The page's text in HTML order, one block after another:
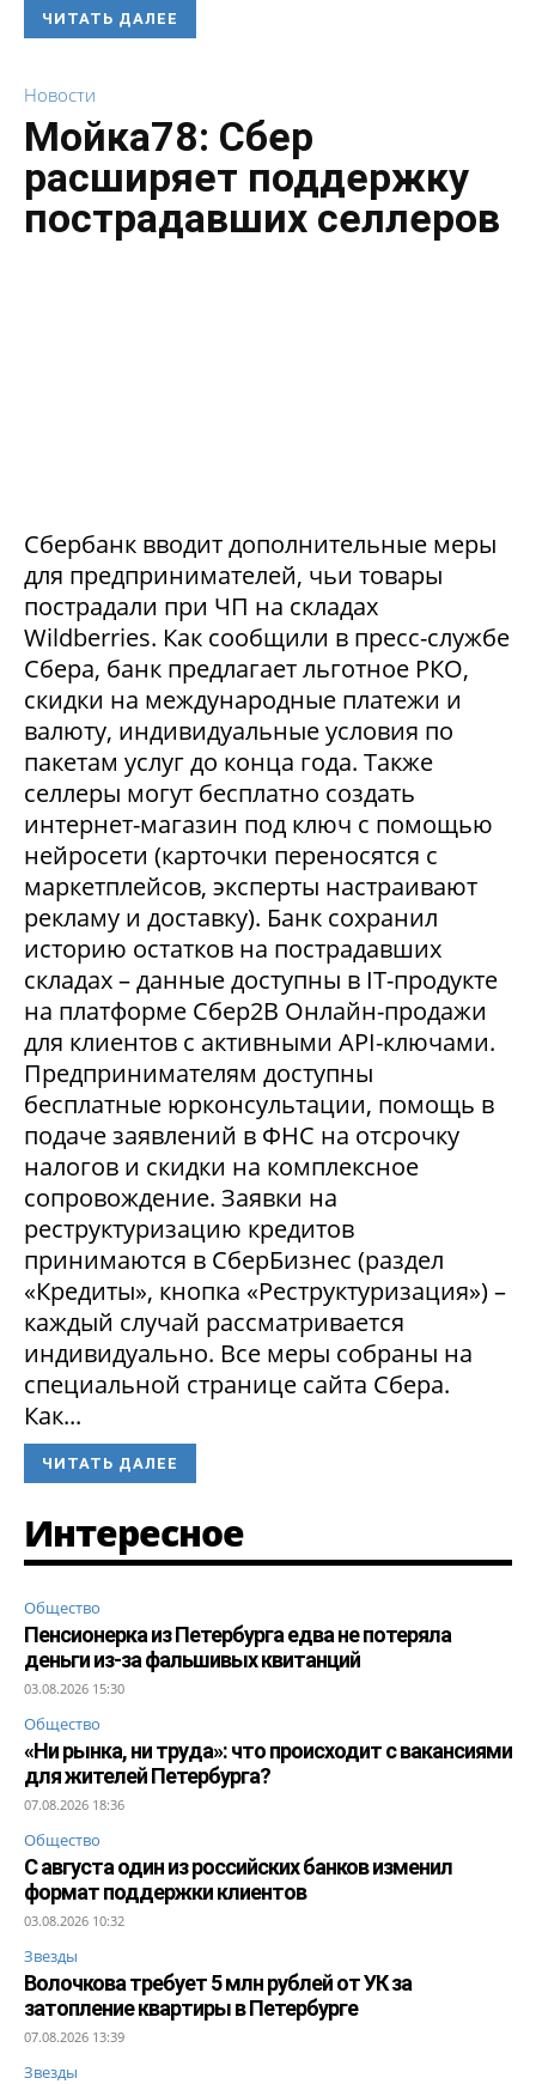
ЧИТАТЬ ДАЛЕЕ
Новости
Мойка78: Сбер
расширяет поддержку
пострадавших селлеров
Сбербанк вводит дополнительные меры
для предпринимателей, чьи товары
пострадали при ЧП на складах
Wildberries. Как сообщили в пресс-службе
Сбера, банк предлагает льготное РКО,
скидки на международные платежи и
валюту, индивидуальные условия по
пакетам услуг до конца года. Также
селлеры могут бесплатно создать
интернет-магазин под ключ с помощью
нейросети (карточки переносятся с
маркетплейсов, эксперты настраивают
рекламу и доставку). Банк сохранил
историю остатков на пострадавших
складах – данные доступны в IT-продукте
на платформе Сбер2В Онлайн-продажи
для клиентов с активными API-ключами.
Предпринимателям доступны
бесплатные юрконсультации, помощь в
подаче заявлений в ФНС на отсрочку
налогов и скидки на комплексное
сопровождение. Заявки на
реструктуризацию кредитов
принимаются в СберБизнес (раздел
«Кредиты», кнопка «Реструктуризация») –
каждый случай рассматривается
индивидуально. Все меры собраны на
специальной странице сайта Сбера.
Как...
ЧИТАТЬ ДАЛЕЕ
Интересное
Общество
Пенсионерка из Петербурга едва не потеряла
деньги из-за фальшивых квитанций
03.08.2026 15:30
Общество
«Ни рынка, ни труда»: что происходит с вакансиями
для жителей Петербурга?
07.08.2026 18:36
Общество
С августа один из российских банков изменил
формат поддержки клиентов
03.08.2026 10:32
Звезды
Волочкова требует 5 млн рублей от УК за
затопление квартиры в Петербурге
07.08.2026 13:39
Звезды